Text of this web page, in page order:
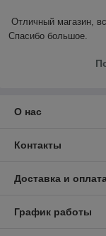
Отличный магазин,
Спасибо большое.
О нас
Контакты
Доставка и
График работы